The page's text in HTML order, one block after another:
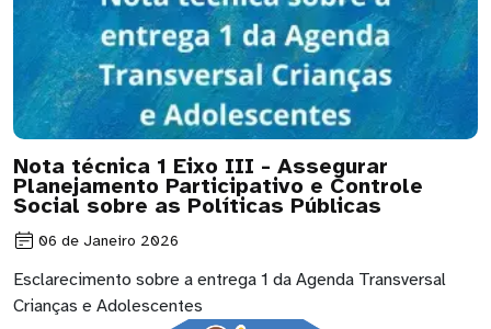
Nota técnica 1 Eixo III - Assegurar
Planejamento Participativo e Controle
Social sobre as Políticas Públicas
06 de Janeiro 2026
Esclarecimento sobre a entrega 1 da Agenda Transversal
Crianças e Adolescentes